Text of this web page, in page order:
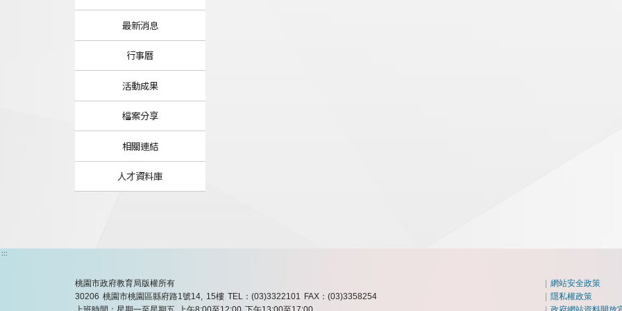
最新消息
行事曆
活動成果
檔案分享
相關連結
人才資料庫
:::
桃園市政府教育局版權所有
30206 桃園市桃園區縣府路1號14, 15樓 TEL：(03)3322101
FAX：(03)3358254
|網站安全政策
|隱私權政策